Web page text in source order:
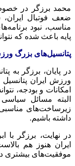
محمد برزگر در
ضعف فوتبال
مناسب، نبود
پایه باعث شده که
پتانسیل‌های بزرگ
در پایان، برزگر به
ورزش ایران پتانسیل
امکانات و بودجه،
البته مسائل
زیرساخت‌های
داشته باشیم.
در نهایت، برزگر با
ایران هنوز هم
موفقیت‌های بیشتری